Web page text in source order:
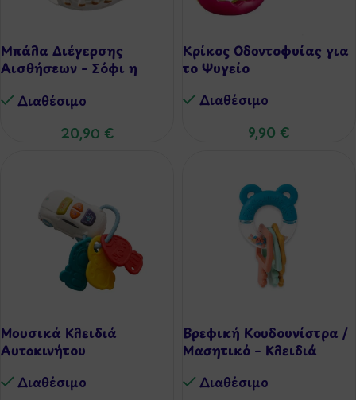
Μπάλα Διέγερσης
Αισθήσεων – Σόφι η
Διαθέσιμo
20,90 €
Κρίκος Οδοντοφυίας για
το Ψυγείο
Διαθέσιμo
9,90 €
Μουσικά Κλειδιά
Αυτοκινήτου
Διαθέσιμo
Βρεφική Κουδουνίστρα /
Μασητικό – Κλειδιά
Διαθέσιμo